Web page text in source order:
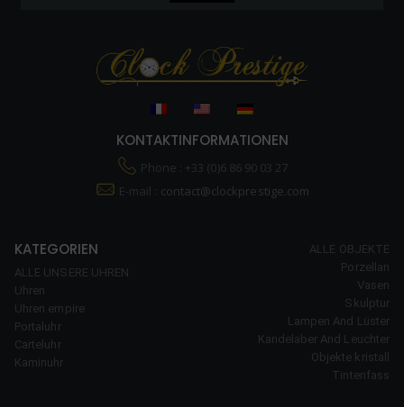
KONTAKTINFORMATIONEN
Phone : +33 (0)6 86 90 03 27
E-mail : contact@clockprestige.com
KATEGORIEN
ALLE UNSERE UHREN
Uhren
Uhren empire
Portaluhr
Carteluhr
Kaminuhr
ALLE OBJEKTE
Porzellan
Vasen
Skulptur
Lampen And Lüster
Kandelaber And Leuchter
Objekte kristall
Tintenfass